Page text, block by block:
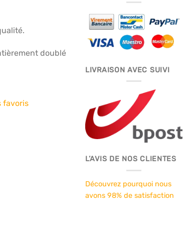
doublé
favoris
LIVRAISON AVEC SUIVI
L’AVIS DE NOS CLIENTES
Découvrez pourquoi nous
avons 98% de satisfaction